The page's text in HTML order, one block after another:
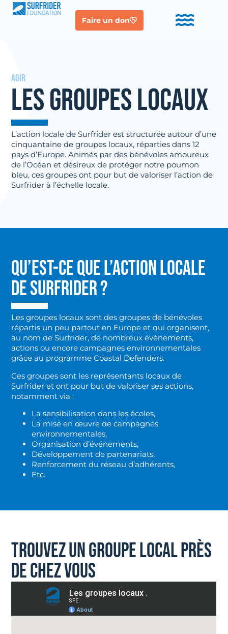
Faire un don
AGIR
LES GROUPES LOCAUX
L’action locale de Surfrider est structurée autour d’une
cinquantaine de groupes locaux, réparties dans 12
pays d’Europe. Animés par des bénévoles amoureux
de l’Océan et désireux de protéger notre poumon
bleu, ces groupes ont pour but de valoriser l’action de
Surfrider à l’échelle locale.
QU’EST-CE QUE L’ACTION LOCALE
DE SURFRIDER ?
Les groupes locaux sont des groupes de bénévoles
répartis un peu partout en Europe et qui organisent,
au nom de Surfrider, de nombreux événements,
actions ou encore campagnes environnementales
grâce au programme Coastal Defenders.
Ces groupes sont les représentants locaux de
Surfrider et ont pour but de valoriser ses actions,
notamment via :
La sensibilisation dans les écoles,
La mise en œuvre de campagnes
environnementales,
Organisation d’événements,
Développement de partenariats,
Renforcement du réseau d’adhérents,
Etc.
TROUVEZ UN GROUPE LOCAL PRÈS
DE CHEZ VOUS